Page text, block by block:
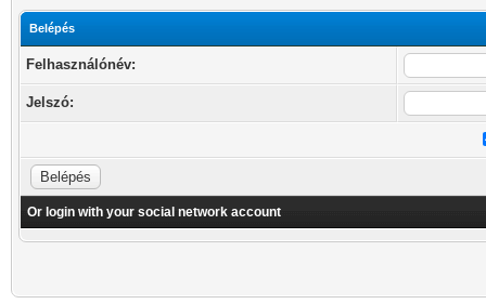
Belépés
Felhasználónév:
Jelszó:
Or login with your social network account